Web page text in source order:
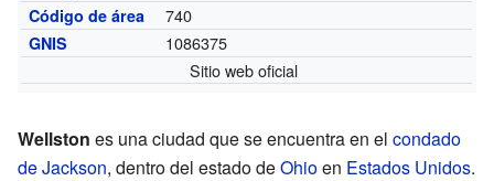
Código de área 740
GNIS
1086375
Sitio web oficial
Wellston es una ciudad que se encuentra en el condado
de Jackson, dentro del estado deOhioen Estados Unidos.